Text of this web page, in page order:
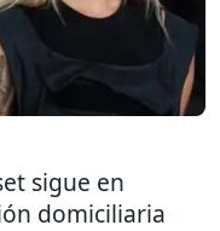
sigue en
domiciliaria